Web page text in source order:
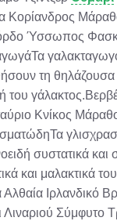
Κορίανδρος
Ύσσωπος
τη θηλάζουσα
του
Κνίκος
συστατικά και
και μαλακτικά του
Ιρλανδικό
Σύμφυτο